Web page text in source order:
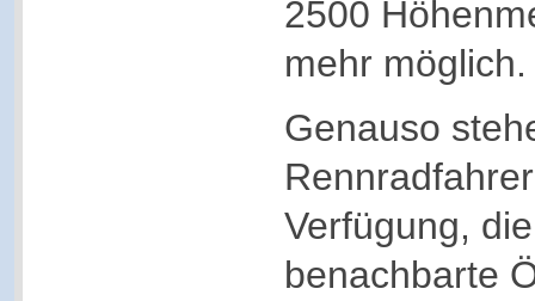
2500
mehr möglich.
Genauso
Verfügung,
benachbarte